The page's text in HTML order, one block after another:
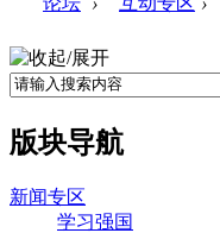
版块导航
新闻专区
学习强国